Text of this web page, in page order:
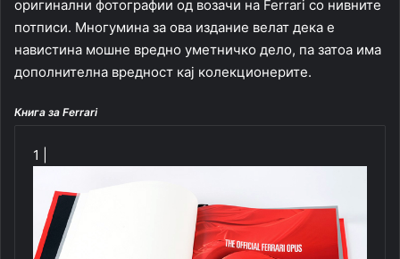
оригинални фотографии од возачи на Ferrari со нивните
потписи. Многумина за ова издание велат дека е
навистина мошне вредно уметничко дело, па затоа има
дополнителна вредност кај колекционерите.
Книга за Ferrari
1 |